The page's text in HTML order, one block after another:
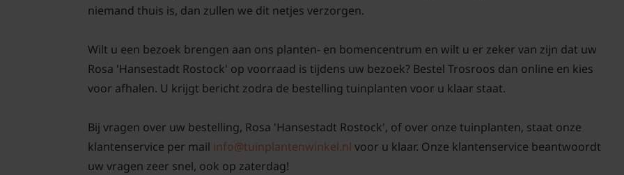
Voor snoei- en
Rostock'klik hier!
niemand thuis is, dan zullen we dit netjes verzorgen.
Wilt u een bezoek brengen aan ons planten- en bomencentrum en wilt u er zeker van zijn dat uw
Rosa 'Hansestadt Rostock' op voorraad is tijdens uw bezoek? Bestel Trosroos dan online en kies
voor afhalen. U krijgt bericht zodra de bestelling tuinplanten voor u klaar staat.
Bij vragen over uw bestelling, Rosa 'Hansestadt Rostock', of over onze tuinplanten, staat onze
klantenservice per mail info@tuinplantenwinkel.nl voor u klaar. Onze klantenservice beantwoordt
uw vragen zeer snel, ook op zaterdag!